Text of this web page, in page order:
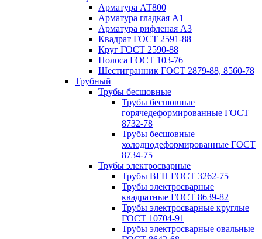
Арматура АТ800
Арматура гладкая А1
Арматура рифленая А3
Квадрат ГОСТ 2591-88
Круг ГОСТ 2590-88
Полоса ГОСТ 103-76
Шестигранник ГОСТ 2879-88, 8560-78
Трубный
Трубы бесшовные
Трубы бесшовные
горячедеформированные ГОСТ
8732-78
Трубы бесшовные
холоднодеформированные ГОСТ
8734-75
Трубы электросварные
Трубы ВГП ГОСТ 3262-75
Трубы электросварные
квадратные ГОСТ 8639-82
Трубы электросварные круглые
ГОСТ 10704-91
Трубы электросварные овальные